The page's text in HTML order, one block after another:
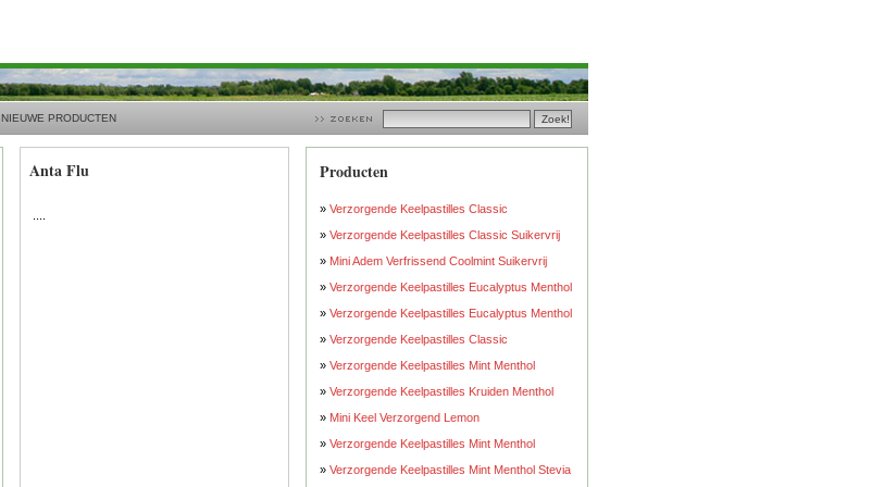
NIEUWE PRODUCTEN
Anta Flu Producten
» Verzorgende Keelpastilles Classic
» Verzorgende Keelpastilles Classic Suikervrij
» Mini Adem Verfrissend Coolmint Suikervrij
» Verzorgende Keelpastilles Eucalyptus Menthol
» Verzorgende Keelpastilles Eucalyptus Menthol
» Verzorgende Keelpastilles Classic
» Verzorgende Keelpastilles Mint Menthol
» Verzorgende Keelpastilles Kruiden Menthol
» Mini Keel Verzorgend Lemon
» Verzorgende Keelpastilles Mint Menthol
» Verzorgende Keelpastilles Mint Menthol Stevia